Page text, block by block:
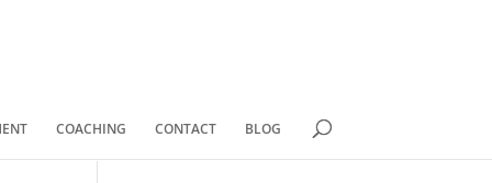
COACHING CONTACT BLOG